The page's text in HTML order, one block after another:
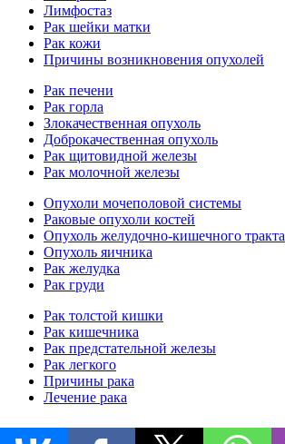
Лимфостаз
Рак шейки матки
Рак кожи
Причины возникновения опухолей
Рак печени
Рак горла
Злокачественная опухоль
Доброкачественная опухоль
Рак щитовидной железы
Рак молочной железы
Опухоли мочеполовой системы
Раковые опухоли костей
Опухоль желудочно-кишечного тракта
Опухоль яичника
Рак желудка
Рак груди
Рак толстой кишки
Рак кишечника
Рак предстательной железы
Рак легкого
Причины рака
Лечение рака